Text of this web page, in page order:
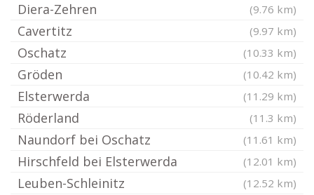
Diera-Zehren (9.76 km)
Cavertitz (9.97 km)
Oschatz (10.33 km)
Gröden (10.42 km)
Elsterwerda (11.29 km)
Röderland (11.3 km)
Naundorf bei Oschatz (11.61 km)
Hirschfeld bei Elsterwerda (12.01 km)
Leuben-Schleinitz (12.52 km)